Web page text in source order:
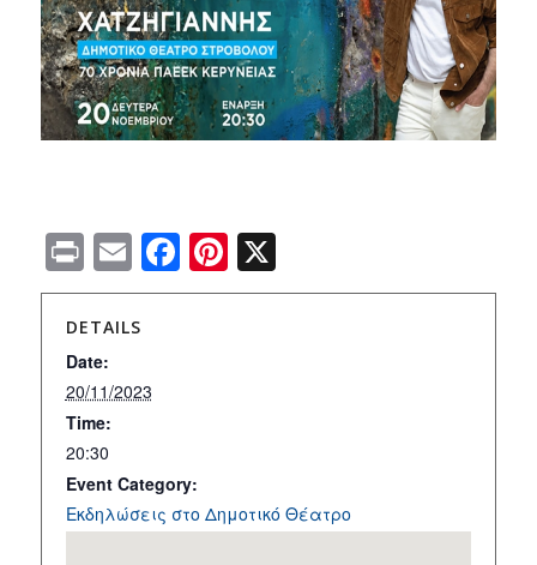
PrintEmailFacebook
Pinterest
X
DETAILS
Date:
20/11/2023
Time:
20:30
Event Category:
Εκδηλώσεις στο Δημοτικό Θέατρο